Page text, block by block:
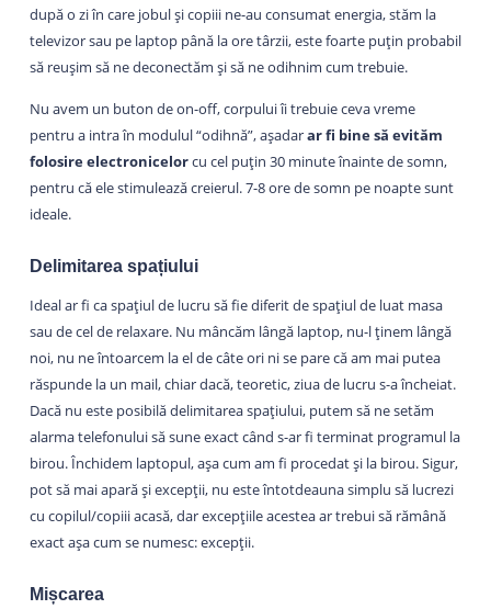
după o zi în care jobul și copiii ne-au consumat energia, stăm la
televizor sau pe laptop până la ore târzii, este foarte puțin probabil
să reușim să ne deconectăm și să ne odihnim cum trebuie.
Nu avem un buton de on-off, corpului îi trebuie ceva vreme
pentru a intra în modulul “odihnă”, așadarar fi bine să evităm
folosire electronicelorcu cel puțin 30 minute înainte de somn,
pentru că ele stimulează creierul. 7-8 ore de somn pe noapte sunt
ideale.
Delimitarea spațiului
Ideal ar fi ca spațiul de lucru să fie diferit de spațiul de luat masa
sau de cel de relaxare. Nu mâncăm lângă laptop, nu-l ținem lângă
noi, nu ne întoarcem la el de câte ori ni se pare că am mai putea
răspunde la un mail, chiar dacă, teoretic, ziua de lucru s-a încheiat.
Dacă nu este posibilă delimitarea spațiului, putem să ne setăm
alarma telefonului să sune exact când s-ar fi terminat programul la
birou. Închidem laptopul, așa cum am fi procedat și la birou. Sigur,
pot să mai apară și excepții, nu este întotdeauna simplu să lucrezi
cu copilul/copiii acasă, dar excepțiile acestea ar trebui să rămână
exact așa cum se numesc: excepții.
Mișcarea